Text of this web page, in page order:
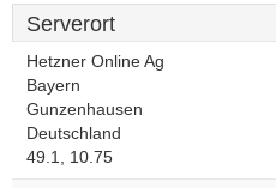
Serverort
Hetzner Online Ag
Bayern
Gunzenhausen
Deutschland
49.1, 10.75